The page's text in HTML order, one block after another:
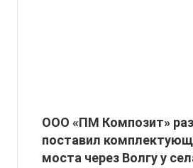
ООО «ПМ Композит»
поставил
моста через Волгу у